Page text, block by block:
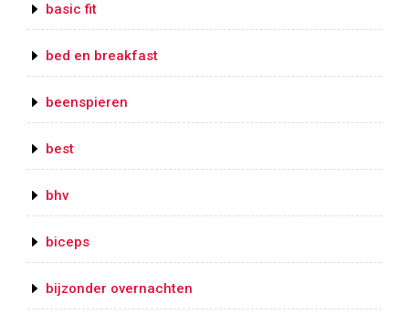
basic fit
bed en breakfast
beenspieren
best
bhv
biceps
bijzonder overnachten